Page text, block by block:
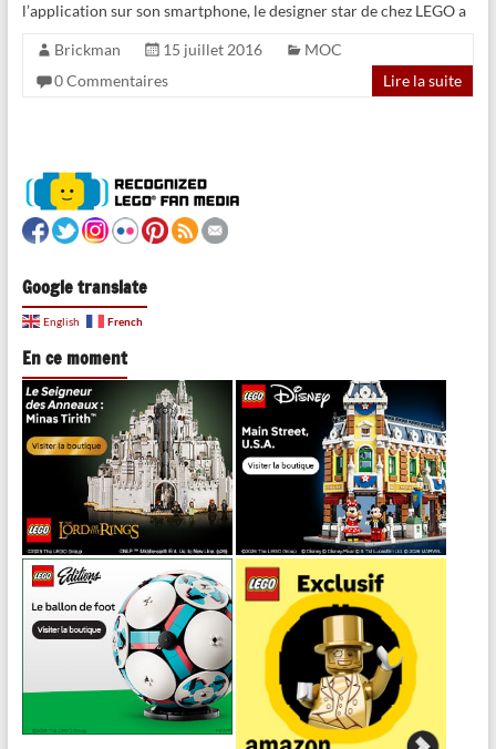
l’application sur son smartphone, le designer star de chez LEGO a
Brickman 15 juillet 2016
MOC
0 Commentaires
Lire la suite
Google translate
English French
En ce moment